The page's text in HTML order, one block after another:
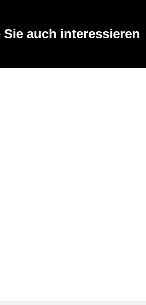
auch interessieren